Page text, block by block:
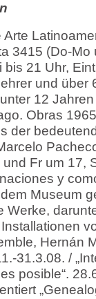
3415 (Do-
21 Uhr,
und über
12
Obras
der
Fr um 17,
y
Museum
Werke,
Hernán
31.3.08. /
posible“.